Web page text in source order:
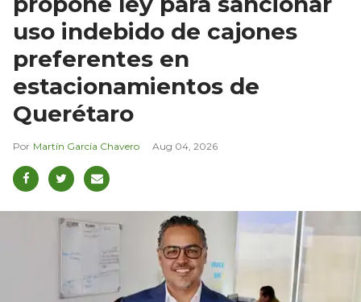
uso indebido de cajones
preferentes en
estacionamientos de
Querétaro
Martín García Chavero Aug 04, 2026